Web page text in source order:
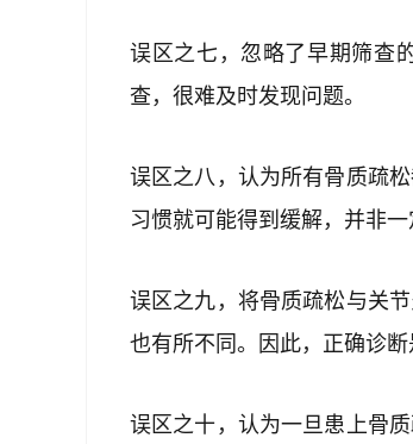
误区之七，忽略了早期筛查
查，很难及时发现问题。
误区之八，认为所有骨质疏
习惯就可能得到缓解，并非一
误区之九，将骨质疏松与关
也有所不同。因此，正确诊断
误区之十，认为一旦患上骨